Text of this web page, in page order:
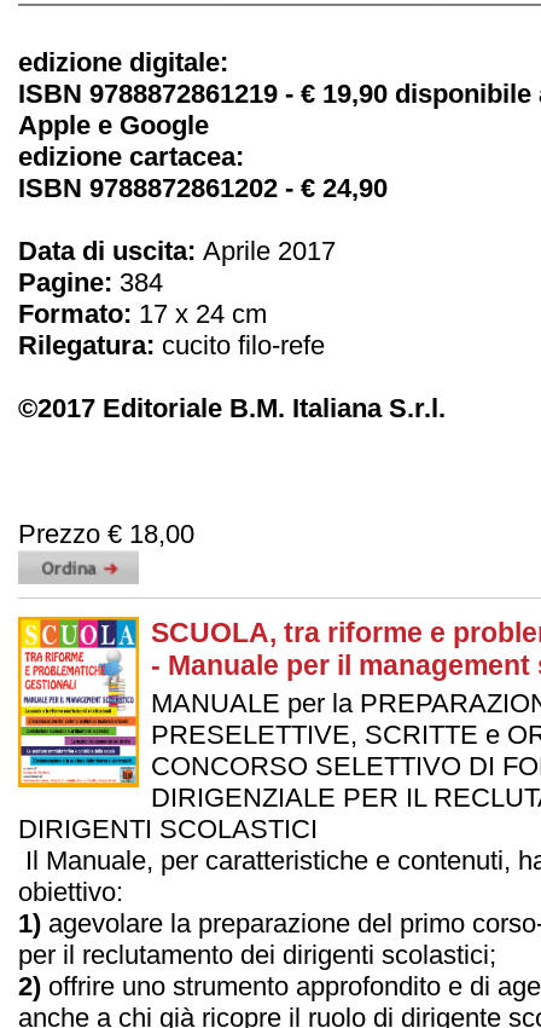
edizione digitale:
ISBN 9788872861219 - € 19,90 disponibile
Apple e Google
edizione cartacea:
ISBN 9788872861202 - € 24,90
Data di uscita: Aprile 2017
Pagine: 384
Formato: 17 x 24 cm
Rilegatura: cucito filo-refe
©2017 Editoriale B.M. Italiana S.r.l.
Prezzo € 18,00
SCUOLA, tra riforme e
- Manuale per il
MANUALE per la
PRESELETTIVE, SCRITTE e
CONCORSO SELETTIVO DI
DIRIGENZIALE PER IL
DIRIGENTI SCOLASTICI
Il Manuale, per caratteristiche e contenuti,
obiettivo:
1) agevolare la preparazione del primo
per il reclutamento dei dirigenti scolastici;
2) offrire uno strumento approfondito e di
anche a chi già ricopre il ruolo di dirigente